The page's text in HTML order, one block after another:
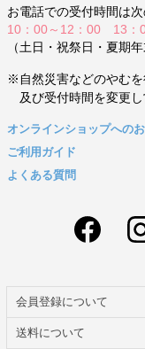
お電話での受付時間は
10：00～12：00 13：
（土日・祝祭日・夏期
※自然災害などのやむ
及び受付時間を変更
オンラインショップへの
ご利用ガイド
よくある質問
会員登録について
送料について